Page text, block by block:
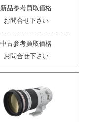
新品参考買取価格
お問合せ下さい
中古参考買取価格
お問合せ下さい